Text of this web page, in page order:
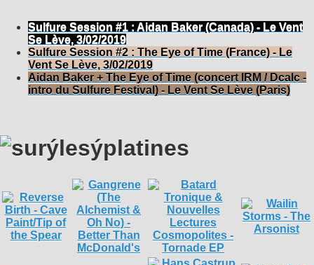
Sulfure Session #1 : Aidan Baker (Canada) - Le Vent
Se Lève, 3/02/2019
Sulfure Session #2 : The Eye of Time (France) - Le
Vent Se Lève, 3/02/2019
Aidan Baker + The Eye of Time (concert IRM / Dcalc -
intro du Sulfure Festival) - Le Vent Se Lève (Paris)